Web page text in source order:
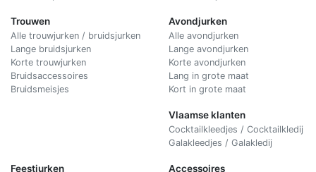
Trouwen
Alle trouwjurken / bruidsjurken
Lange bruidsjurken
Korte trouwjurken
Bruidsaccessoires
Bruidsmeisjes
Avondjurken
Alle avondjurken
Lange avondjurken
Korte avondjurken
Lang in grote maat
Kort in grote maat
Vlaamse klanten
Cocktailkleedjes / Cocktailkledij
Galakleedjes / Galakledij
Feestjurken Accessoires